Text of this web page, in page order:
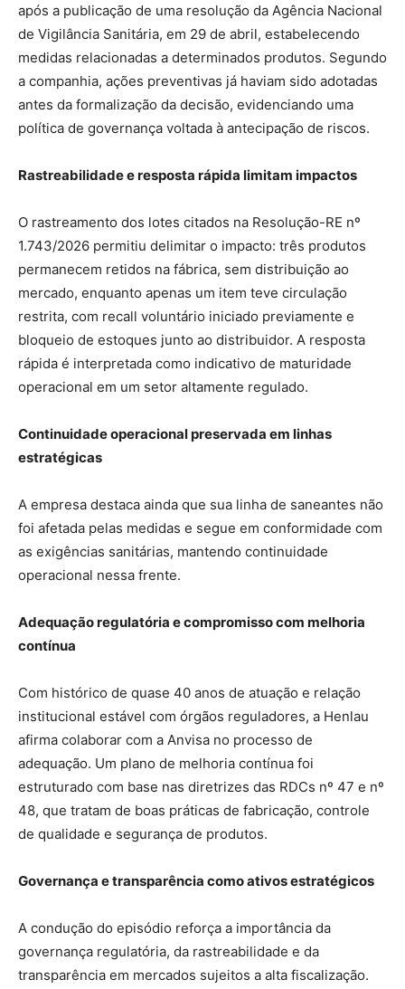
após a publicação de uma resolução da Agência Nacional
de Vigilância Sanitária, em 29 de abril, estabelecendo
medidas relacionadas a determinados produtos. Segundo
a companhia, ações preventivas já haviam sido adotadas
antes da formalização da decisão, evidenciando uma
política de governança voltada à antecipação de riscos.
Rastreabilidade e resposta rápida limitam impactos
O rastreamento dos lotes citados na Resolução-RE nº
1.743/2026 permitiu delimitar o impacto: três produtos
permanecem retidos na fábrica, sem distribuição ao
mercado, enquanto apenas um item teve circulação
restrita, com recall voluntário iniciado previamente e
bloqueio de estoques junto ao distribuidor. A resposta
rápida é interpretada como indicativo de maturidade
operacional em um setor altamente regulado.
Continuidade operacional preservada em linhas
estratégicas
A empresa destaca ainda que sua linha de saneantes não
foi afetada pelas medidas e segue em conformidade com
as exigências sanitárias, mantendo continuidade
operacional nessa frente.
Adequação regulatória e compromisso com melhoria
contínua
Com histórico de quase 40 anos de atuação e relação
institucional estável com órgãos reguladores, a Henlau
afirma colaborar com a Anvisa no processo de
adequação. Um plano de melhoria contínua foi
estruturado com base nas diretrizes das RDCs nº 47 e nº
48, que tratam de boas práticas de fabricação, controle
de qualidade e segurança de produtos.
Governança e transparência como ativos estratégicos
A condução do episódio reforça a importância da
governança regulatória, da rastreabilidade e da
transparência em mercados sujeitos a alta fiscalização.